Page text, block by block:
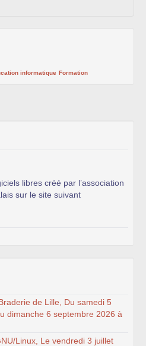
informatique Formation
libres créé par l’association
sur le site suivant
de Lille, Du samedi 5
dimanche 6 septembre 2026 à
Linux, Le vendredi 3 juillet